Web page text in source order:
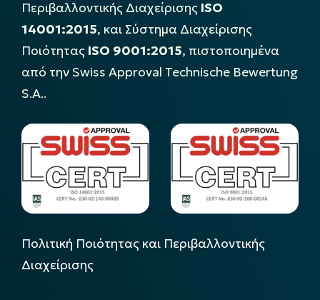
Περιβαλλοντικής Διαχείρισης ISO
14001:2015, και Σύστημα Διαχείρισης
Ποιότητας ISO 9001:2015, πιστοποιημένα
από την Swiss Approval Technische Bewertung
S.A..
Πολιτική Ποιότητας και Περιβαλλοντικής
Διαχείρισης